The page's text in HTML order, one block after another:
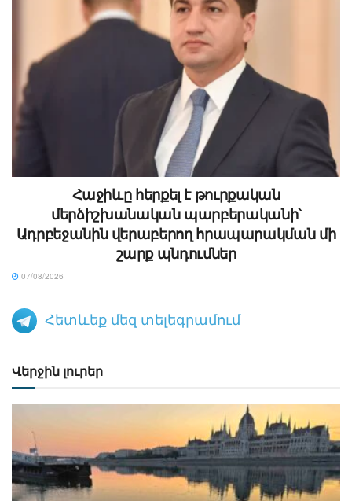
Հաջիևը հերքել է թուրքական
մերձիշխանական պարբերականի՝
Ադրբեջանին վերաբերող հրապարակման մի
շարք պնդումներ
07/08/2026
Հետևեք մեզ տելեգրամում
Վերջին լուրեր